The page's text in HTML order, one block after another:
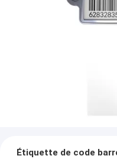
Étiquette de code